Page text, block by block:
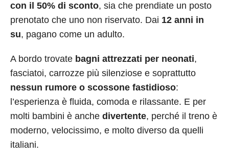
con il 50% di sconto, sia che prendiate un posto
prenotato che uno non riservato. Dai 12 anni in
su, pagano come un adulto.
A bordo trovate bagni attrezzati per neonati,
fasciatoi, carrozze più silenziose e soprattutto
nessun rumore o scossone fastidioso:
l’esperienza è fluida, comoda e rilassante. E per
molti bambini è anche divertente, perché il treno è
moderno, velocissimo, e molto diverso da quelli
italiani.